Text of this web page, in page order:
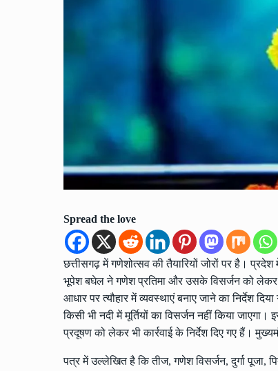
Spread the love
छत्तीसगढ़ में गणेशोत्सव की तैयारियों जोरों पर है।
भूपेश बघेल ने गणेश प्रतिमा और उसके विसर्जन को लेकर
आधार पर त्यौहार में व्यवस्थाएं बनाए जाने का निर्देश
किसी भी नदी में मूर्तियों का विसर्जन नहीं किया
प्रदूषण को लेकर भी कार्रवाई के निर्देश दिए गए हैं।
पत्र में उल्लेखित है कि तीज, गणेश विसर्जन, दुर्गा पूजा,